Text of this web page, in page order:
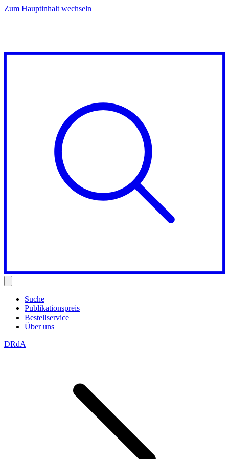
Zum Hauptinhalt wechseln
Suche
Publikationspreis
Bestellservice
Über uns
DRdA